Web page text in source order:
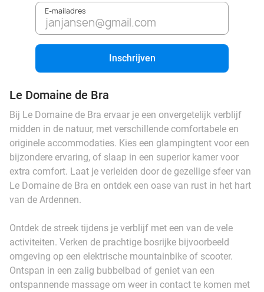
E-mailadres
Inschrijven
Le Domaine de Bra
Bij Le Domaine de Bra ervaar je een onvergetelijk verblijf
midden in de natuur, met verschillende comfortabele en
originele accommodaties. Kies een glampingtent voor een
bijzondere ervaring, of slaap in een superior kamer voor
extra comfort. Laat je verleiden door de gezellige sfeer van
Le Domaine de Bra en ontdek een oase van rust in het hart
van de Ardennen.
Ontdek de streek tijdens je verblijf met een van de vele
activiteiten. Verken de prachtige bosrijke bijvoorbeeld
omgeving op een elektrische mountainbike of scooter.
Ontspan in een zalig bubbelbad of geniet van een
ontspannende massage om weer in contact te komen met